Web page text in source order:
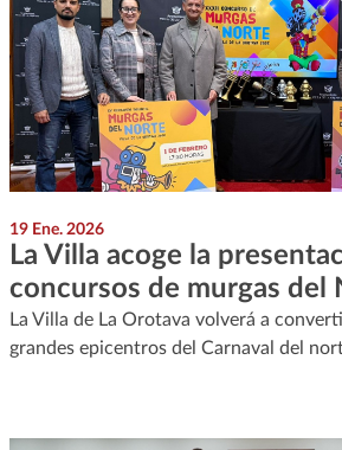
19 Ene. 2026
La Villa acoge la
concursos de murgas del
La Villa de La Orotava volverá a
grandes epicentros del Carnaval del